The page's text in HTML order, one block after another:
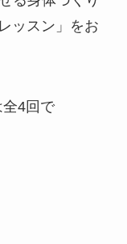
ッスン」をお
4回で